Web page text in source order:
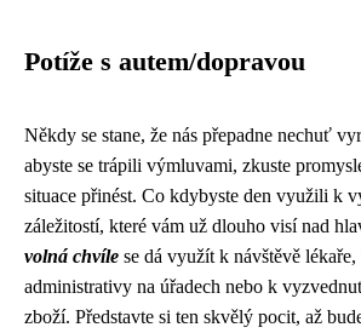
Potíže s autem/dopravou
Někdy se stane, že nás přepadne nechuť
abyste se trápili výmluvami, zkuste
situace přinést. Co kdybyste den využili k
záležitostí, které vám už dlouho visí nad
volná chvíle se dá využít k návštěvě
administrativy na úřadech nebo k
zboží. Představte si ten skvělý pocit, až